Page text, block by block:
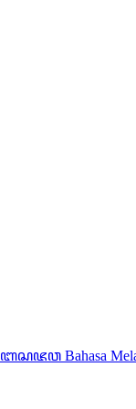
ꦧꦱꦗꦮ Bahasa